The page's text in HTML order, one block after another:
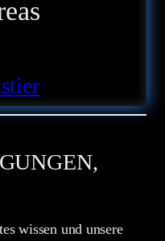
wissen und unsere